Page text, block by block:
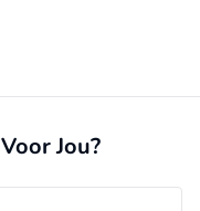
Jou?